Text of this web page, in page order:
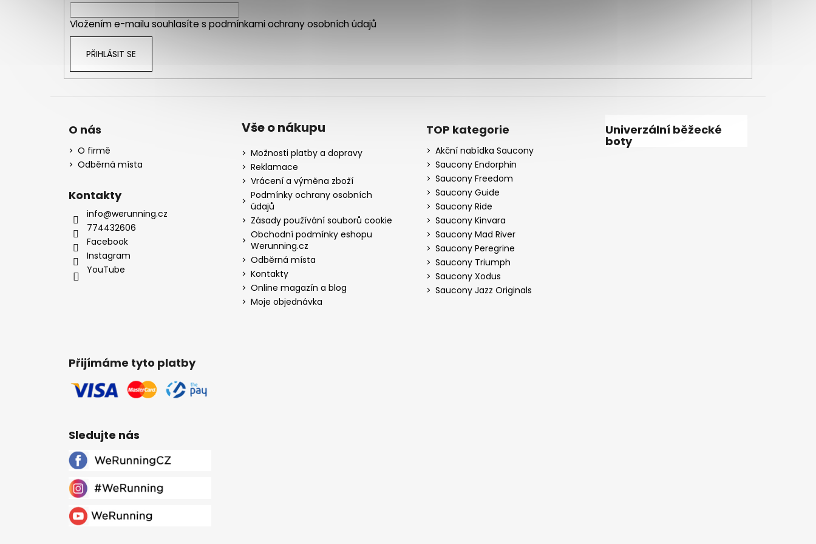
Vložením e-mailu souhlasíte s podmínkami ochrany osobních údajů
PŘIHLÁSIT SE
O nás
O firmě
Odběrná místa
Kontakty
info@werunning.cz
774432606
Facebook
Instagram
YouTube
Vše o nákupu
Možnosti platby a dopravy
Reklamace
Vrácení a výměna zboží
Podmínky ochrany osobních
údajů
Zásady používání souborů cookie
Obchodní podmínky eshopu
Werunning.cz
Odběrná místa
Kontakty
Online magazín a blog
Moje objednávka
TOP kategorie
Akční nabídka Saucony
Saucony Endorphin
Saucony Freedom
Saucony Guide
Saucony Ride
Saucony Kinvara
Saucony Mad River
Saucony Peregrine
Saucony Triumph
Saucony Xodus
Saucony Jazz Originals
Univerzální běžecké
boty
Přijímáme tyto platby
Sledujte nás